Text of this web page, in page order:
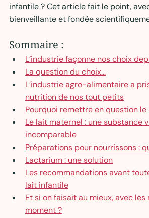
infantile ? Cet article fait le point,
bienveillante et fondée
Sommaire :
L’industrie façonne nos choix
La question du choix...
L’industrie agro-alimentaire a
nutrition de nos tout petits
Pourquoi remettre en question
Le lait maternel : une substance
incomparable
Préparations pour nourrissons :
Lactarium : une solution
Les recommandations avant
lait infantile
Et si on faisait au mieux, avec les
moment ?